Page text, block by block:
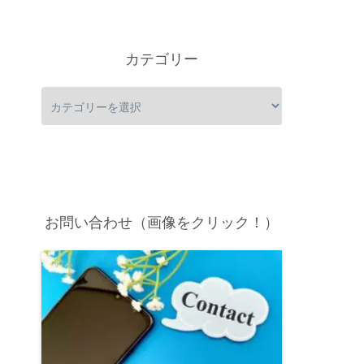
カテゴリー
お問い合わせ（画像をクリック！）